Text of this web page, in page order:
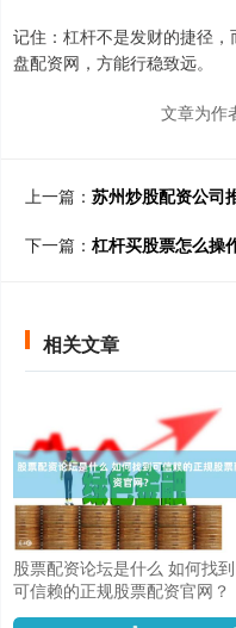
记住：杠杆不是发财的捷径
盘配资网，方能行稳致远。
文章为作
上一篇： 苏州炒股配资公司
下一篇： 杠杆买股票怎么操
相关文章
股票配资论坛是什么 如何找到
可信赖的正规股票配资官网？